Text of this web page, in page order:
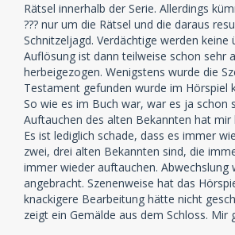
Rätsel innerhalb der Serie. Allerdings
??? nur um die Rätsel und die daraus
Schnitzeljagd. Verdächtige werden keine
Auflösung ist dann teilweise schon sehr
herbeigezogen. Wenigstens wurde die
Testament gefunden wurde im Hörspiel
So wie es im Buch war, war es ja schon
Auftauchen des alten Bekannten hat mir
Es ist lediglich schade, dass es immer
zwei, drei alten Bekannten sind, die
immer wieder auftauchen. Abwechslung
angebracht. Szenenweise hat das
knackigere Bearbeitung hätte nicht
zeigt ein Gemälde aus dem Schloss. Mir